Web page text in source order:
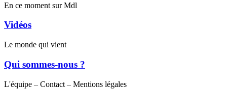
En ce moment sur Mdl
Vidéos
Le monde qui vient
Qui sommes-nous ?
L'équipe – Contact – Mentions légales